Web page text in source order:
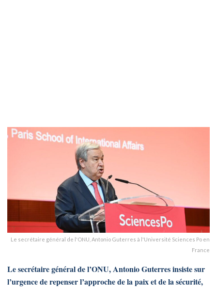
Le secrétaire général de l'ONU, Antonio Guterres à l'Université Sciences Po en
France
Le secrétaire général de l’ONU, Antonio Guterres insiste sur
l’urgence de repenser l’approche de la paix et de la sécurité,